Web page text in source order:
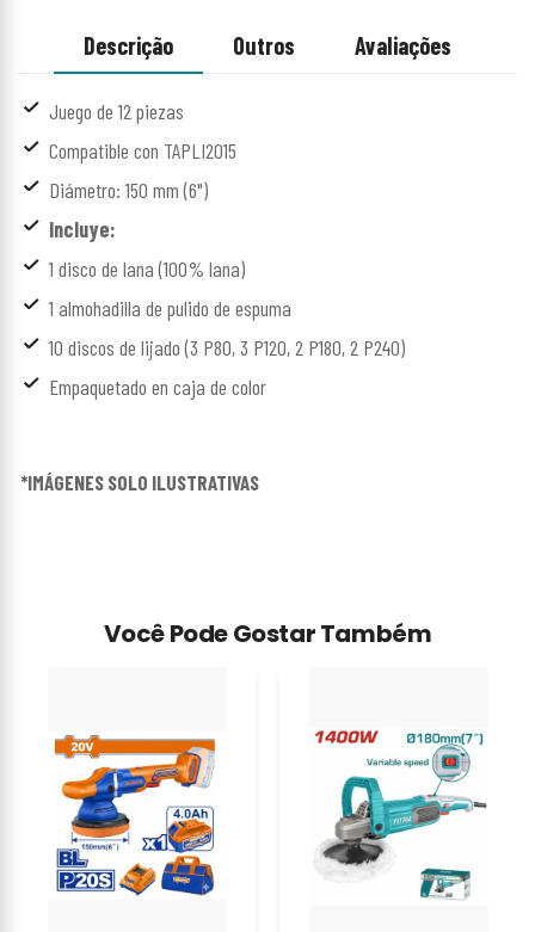
Descrição Outros Avaliações
Juego de 12 piezas
Compatible con TAPLI2015
Diámetro: 150 mm (6")
Incluye:
1 disco de lana (100% lana)
1 almohadilla de pulido de espuma
10 discos de lijado (3 P80, 3 P120, 2 P180, 2 P240)
Empaquetado en caja de color
*IMÁGENES SOLO ILUSTRATIVAS
Você Pode Gostar Também